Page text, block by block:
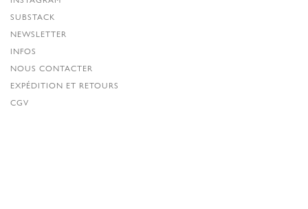
SUBSTACK
NEWSLETTER
INFOS
NOUS CONTACTER
EXPÉDITION ET RETOURS
CGV